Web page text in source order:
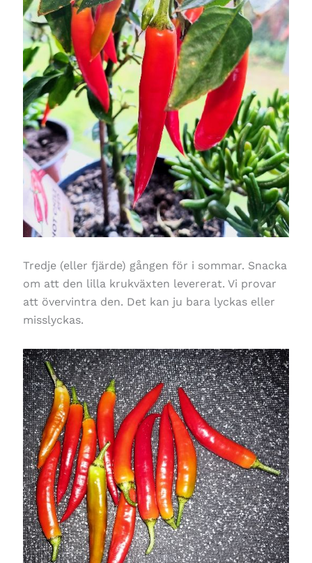
Tredje (eller fjärde) gången för i sommar. Snacka
om att den lilla krukväxten levererat. Vi provar
att övervintra den. Det kan ju bara lyckas eller
misslyckas.